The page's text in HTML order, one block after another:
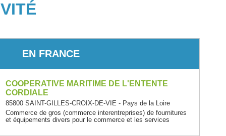
EN FRANCE
COOPERATIVE MARITIME DE L'ENTENTE
CORDIALE
85800 SAINT-GILLES-CROIX-DE-VIE - Pays de la Loire
Commerce de gros (commerce interentreprises) de fournitures
et équipements divers pour le commerce et les services